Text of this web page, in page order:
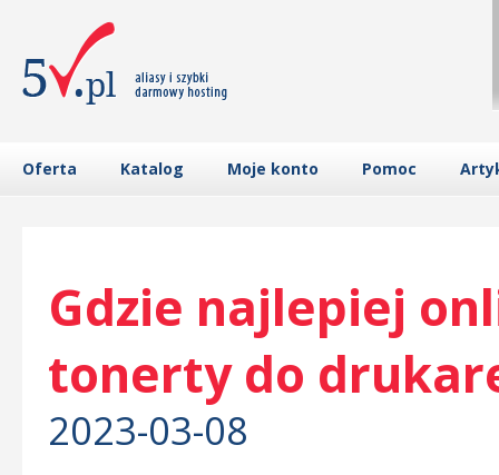
Oferta Katalog Moje konto Pomoc
Gdzie najlepiej
tonerty do
2023-03-08